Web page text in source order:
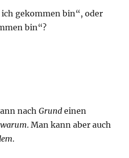
ich gekommen bin“, oder
bin“?
nach Grundeinen
warum. Man kann aber auch
.